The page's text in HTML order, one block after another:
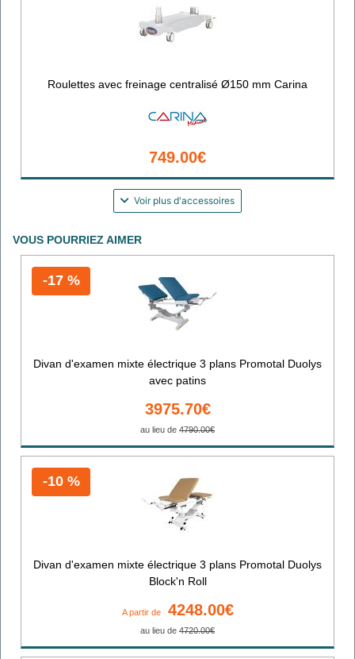
Roulettes avec freinage centralisé Ø150 mm Carina
749.00€
Voir plus d'accessoires
VOUS POURRIEZ AIMER
-17 %
Divan d'examen mixte électrique 3 plans Promotal Duolys
avec patins
3975.70€
au lieu de 4790.00€
-10 %
Divan d'examen mixte électrique 3 plans Promotal Duolys
Block'n Roll
A partir de 4248.00€
au lieu de 4720.00€